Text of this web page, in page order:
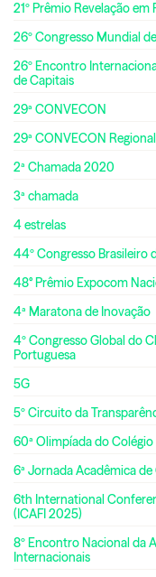
21º Prêmio Revelação em
26º Congresso Mundial
26º Encontro
de Capitais
29ª CONVECON
29ª CONVECON
2ª Chamada 2020
3ª chamada
4 estrelas
44º Congresso Brasileiro
48° Prêmio Expocom
4ª Maratona de Inovação
4º Congresso Global do
Portuguesa
5G
5º Circuito da
60ª Olimpíada do Colégio
6ª Jornada Acadêmica
6th International
(ICAFI 2025)
8º Encontro Nacional da
Internacionais